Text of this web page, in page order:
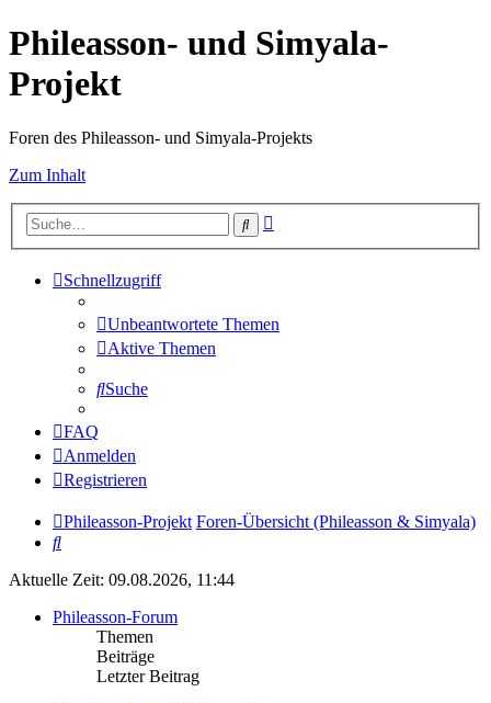
Phileasson- und Simyala-
Projekt
Foren des Phileasson- und Simyala-Projekts
Zum Inhalt
Suche
Schnellzugriff
Unbeantwortete Themen
Aktive Themen
Suche
FAQ
Anmelden
Registrieren
Phileasson-Projekt Foren-Übersicht (Phileasson & Simyala)
Suche
Aktuelle Zeit: 09.08.2026, 11:44
Phileasson-Forum
Themen
Beiträge
Letzter Beitrag